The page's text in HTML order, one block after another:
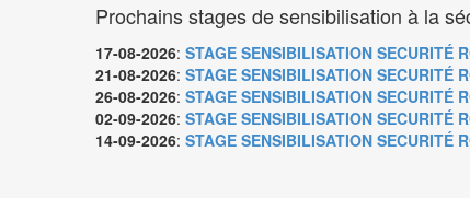
Prochains stages de sensibilisation à la
17-08-2026: STAGE SENSIBILISATION SECURITÉ
21-08-2026: STAGE SENSIBILISATION SECURITÉ
26-08-2026: STAGE SENSIBILISATION SECURITÉ
02-09-2026: STAGE SENSIBILISATION SECURITÉ
14-09-2026: STAGE SENSIBILISATION SECURITÉ